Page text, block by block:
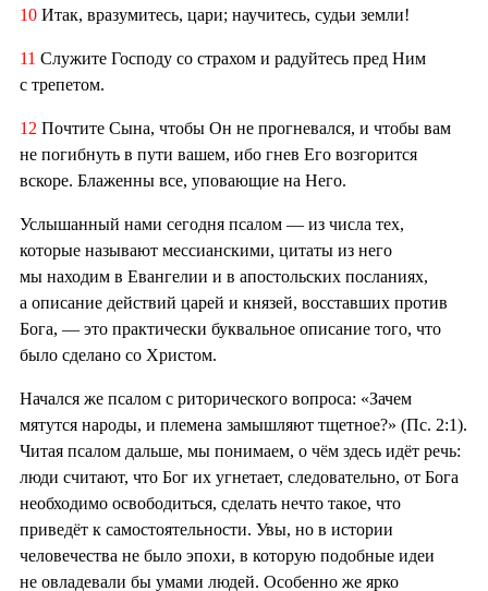
10 Итак, вразумитесь, цари; научитесь, судьи земли!
11 Служите Господу со страхом и радуйтесь пред Ним
с трепетом.
12 Почтите Сына, чтобы Он не прогневался, и чтобы вам
не погибнуть в пути вашем, ибо гнев Его возгорится
вскоре. Блаженны все, уповающие на Него.
Услышанный нами сегодня псалом — из числа тех,
которые называют мессианскими, цитаты из него
мы находим в Евангелии и в апостольских посланиях,
а описание действий царей и князей, восставших против
Бога, — это практически буквальное описание того, что
было сделано со Христом.
Начался же псалом с риторического вопроса: «Зачем
мятутся народы, и племена замышляют тщетное?» (Пс. 2:1).
Читая псалом дальше, мы понимаем, о чём здесь идёт речь:
люди считают, что Бог их угнетает, следовательно, от Бога
необходимо освободиться, сделать нечто такое, что
приведёт к самостоятельности. Увы, но в истории
человечества не было эпохи, в которую подобные идеи
не овладевали бы умами людей. Особенно же ярко